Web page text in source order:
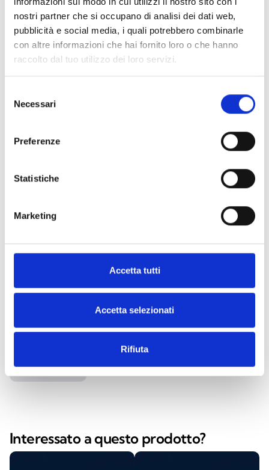
nostri partner che si occupano di analisi dei dati web,
pubblicità e social media, i quali potrebbero combinarle
con altre informazioni che hai fornito loro o che hanno
raccolto dal tuo utilizzo dei loro servizi.
delNecessari
Preferenze
Statistiche
Marketing
Accetta tutti
Accetta selezionati
Rifiuta
HP50
Spotled
Spotled Up Artic
Interessato a questo prodotto?